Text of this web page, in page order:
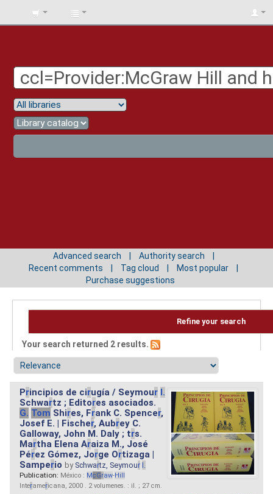
BIBLIOTECA
Advanced search
Authority search
Recent comments
Tag cloud
Most popular
Purchase suggestions
Refine your search
Your search returned 2 results.
Principios de cirugía / Seymour I.
Schwartz ; Editores asociados.
G. Tom Shires, Frank C. Spencer,
Josef E. | Fischer, Aubrey C.
Galloway, John M. Daly ; trs.
Martha Elena Araiza M., José
Pérez Gómez, Jorge Ortizaga |
Samperio by Schwartz, Seymour I.
Publication: México : McGraw-Hill
Interamericana, 2000 . 2 volumenes. : il. ; 27 cm.